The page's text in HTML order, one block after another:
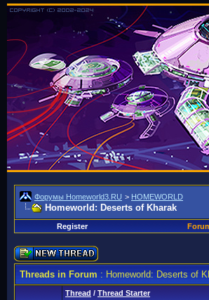
Форумы Homeworld3.RU > HOMEWORLD
Homeworld: Deserts of Kharak
Register
Threads in Forum: Homeworld: Deserts of
Thread / Thread Starter